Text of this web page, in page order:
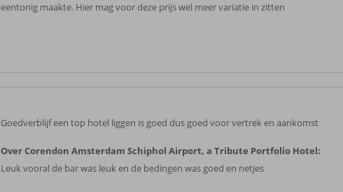
eentonig maakte. Hier mag voor deze prijs wel meer variatie in zitten
Goedverblijf een top hotel liggen is goed dus goed voor vertrek en aankomst
Over Corendon Amsterdam Schiphol Airport, a Tribute Portfolio Hotel:
Leuk vooral de bar was leuk en de bedingen was goed en netjes